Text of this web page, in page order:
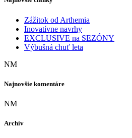
Zážitok od Arthemia
Inovatívne navrhy
EXCLUSIVE na SEZÓNY
Výbušná chuť leta
NM
Najnovšie komentáre
NM
Archív